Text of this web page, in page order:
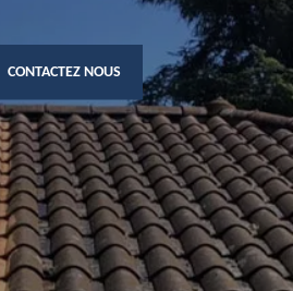
CONTACTEZ NOUS